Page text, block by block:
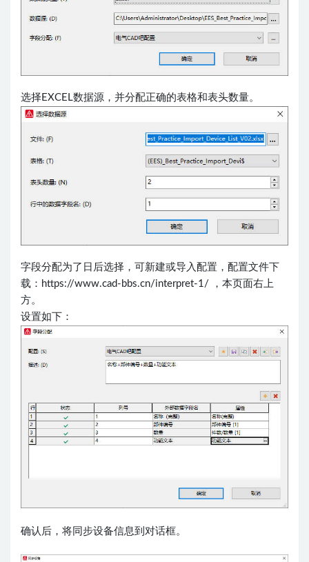
选择EXCEL数据源，并分配正确的表格和表头数量。
字段分配为了日后选择，可新建或导入配置，配置文件下
载：https://www.cad-bbs.cn/interpret-1/ ，本页面右上
方。
设置如下：
确认后，将同步设备信息到对话框。